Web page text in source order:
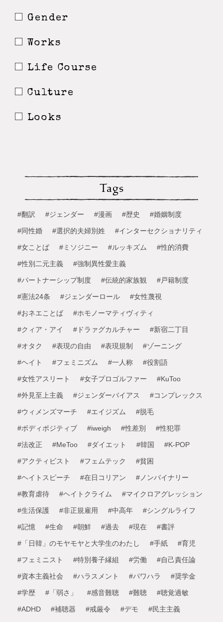
Gender
Works
Life Course
Culture
Looks
Tags
#翻訳 #ジェンダー #漫画 #歴史 #婚姻制度
#同性婚 #選択的夫婦別姓 #インターセクショナリティ
#女ことば #ミソジニー #ルッキズム #性的消費
#性別二元主義 #強制異性愛主義
#パートナーシップ制度 #伝統的家族観 #戸籍制度
#憲法24条 #ジェンダーロール #女性蔑視
#おネエことば #ホモノーマティヴィティ
#クィア・アイ #ドラァグカルチャー #新宿二丁目
#オタク #表現の自由 #表現規制 #ゾーニング
#ヘイト #フェミニズム #一人称 #役割語
#女性アスリート #女子プロゴルファー #KuToo
#外見至上主義 #ジェンダーバイアス #コンプレックス
#ウィメンズマーチ #エイジズム #脱毛
#ボディポジティブ #iweigh #性差別 #性犯罪
#法改正 #MeToo #ダイエット #韓国 #K-POP
#アクティビスト #フェムテック #貧困
#ヘイトスピーチ #在日コリアン #ノンバイナリー
#教育虐待 #ヘイトクライム #マイクロアグレッション
#生活保護 #非正規雇用 #中高年 #シングルライフ
#記憶 #生命 #朝鮮 #過去 #現在 #書評
#「日韓」のモヤモヤと大学生のわたし #手紙 #育児
#フェミニスト #特別養子縁組 #労働 #自己責任論
#資本主義社会 #ハラスメント #パワハラ #奨学金
#学歴 #「弱さ」 #感音難聴 #難聴 #聴覚過敏
#ADHD #補聴器 #戒厳令 #デモ #民主主義